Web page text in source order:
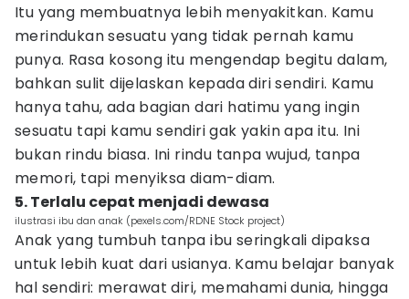
Itu yang membuatnya lebih menyakitkan. Kamu
merindukan sesuatu yang tidak pernah kamu
punya. Rasa kosong itu mengendap begitu dalam,
bahkan sulit dijelaskan kepada diri sendiri. Kamu
hanya tahu, ada bagian dari hatimu yang ingin
sesuatu tapi kamu sendiri gak yakin apa itu. Ini
bukan rindu biasa. Ini rindu tanpa wujud, tanpa
memori, tapi menyiksa diam-diam.
5. Terlalu cepat menjadi dewasa
ilustrasi ibu dan anak (pexels.com/RDNE Stock project)
Anak yang tumbuh tanpa ibu seringkali dipaksa
untuk lebih kuat dari usianya. Kamu belajar banyak
hal sendiri: merawat diri, memahami dunia, hingga